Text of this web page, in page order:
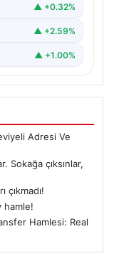
▲ +0.32%
▲ +2.59%
▲ +1.00%
Adresi Ve
Sokağa çıksınlar,
çıkmadı!
hamle!
Hamlesi: Real